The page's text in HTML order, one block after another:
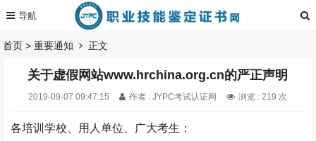
首页 >重要通知 正文
关于虚假网站www.hrchina.org.cn的严正声明
2019-09-07 09:47:15 作者 : JYPC考试认证网 浏览 : 219 次
各培训学校、用人单位、广大考生：